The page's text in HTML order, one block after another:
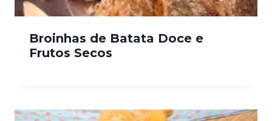
Broinhas de Batata Doce e
Frutos Secos